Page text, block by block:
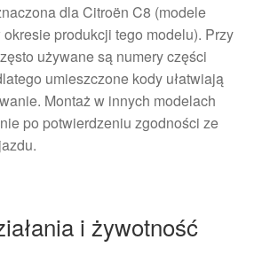
dla Citroën C8 (modele
produkcji tego modelu). Przy
używane są numery części
umieszczone kody ułatwiają
Montaż w innych modelach
po potwierdzeniu zgodności ze
i żywotność